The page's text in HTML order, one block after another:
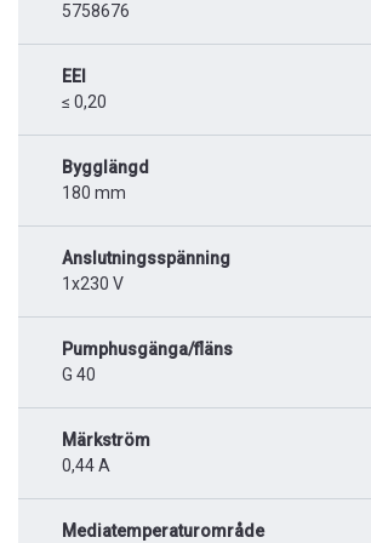
5758676
EEI
≤ 0,20
Bygglängd
180 mm
Anslutningsspänning
1x230 V
Pumphusgänga/fläns
G 40
Märkström
0,44 A
Mediatemperaturområde